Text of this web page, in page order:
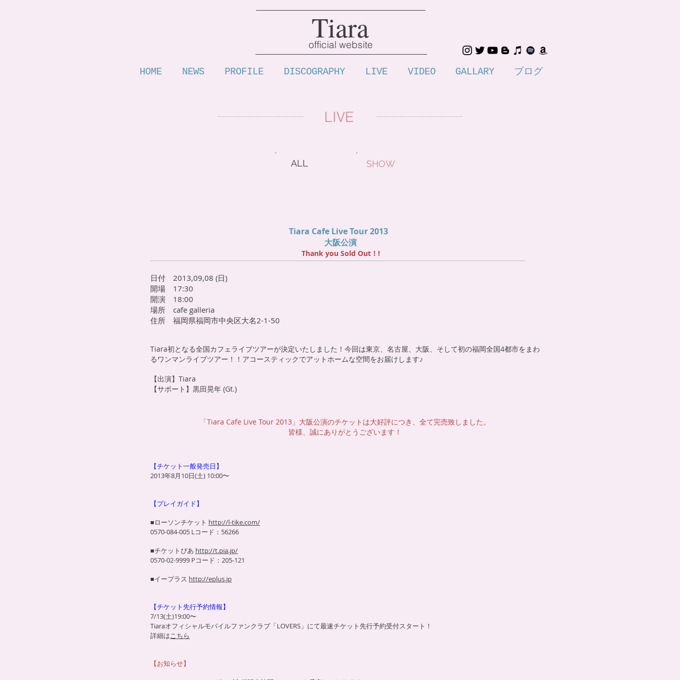
Tiara
official website
HOME NEWS PROFILE DISCOGRAPHY LIVE VIDEO GALLARY ブログ
LIVE
ALL SHOW
Tiara Cafe Live Tour 2013
大阪公演
Thank you Sold Out！!
日付 2013,09,08 (日)
開場 17:30
開演 18:00
場所 cafe galleria
住所 福岡県福岡市中央区大名2-1-50
Tiara初となる全国カフェライブツアーが決定いたしました！今回は東京、名古屋、大阪、そして初の福岡全国4都市をまわ
るワンマンライブツアー！！アコースティックでアットホームな空間をお届けします♪
【出演】Tiara
【サポート】黒田晃年 (Gt.)
【チケット一般発売日】
2013年8月10日(土) 10:00〜
【プレイガイド】
■ローソンチケット http://l-tike.com/
0570-084-005 Lコード：56266
■チケットぴあ http://t.pia.jp/
0570-02-9999 Pコード：205-121
■イープラス http://eplus.jp
【チケット先行予約情報】
7/13(土)19:00〜
Tiaraオフィシャルモバイルファンクラブ「LOVERS」にて最速チケット先行予約受付スタート！
詳細はこちら
【お知らせ】
「Tiara Cafe Live Tour 2013」大阪公演のチケットは大好評につき、 全て完売致しました。
皆様、誠にありがとうございます！